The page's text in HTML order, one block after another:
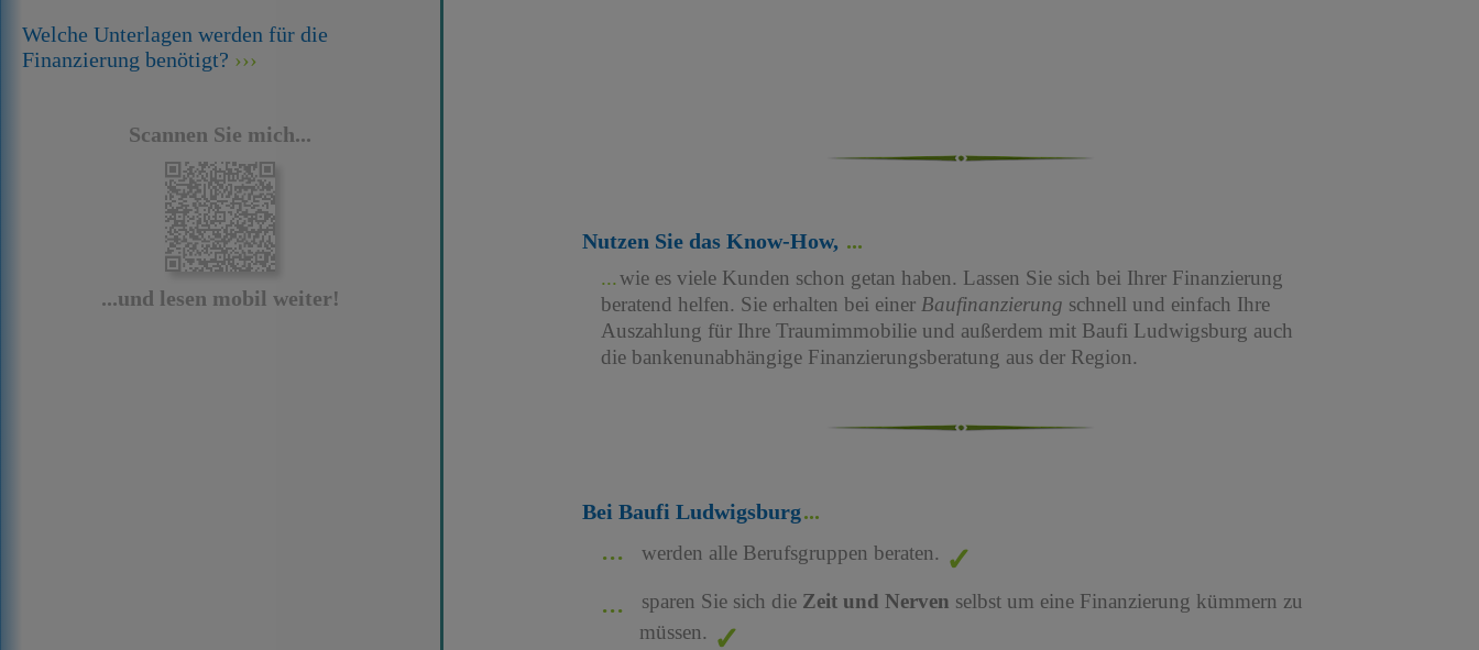
Welche Unterlagen werden für die
Finanzierung benötigt?
Scannen Sie mich...
...und lesen mobil weiter!
Nutzen Sie das Know-How,
wie es viele Kunden schon getan haben. Lassen Sie sich bei Ihrer Finanzierung
beratend helfen. Sie erhalten bei einerBaufinanzierung schnell und einfach Ihre
Auszahlung für Ihre Traumimmobilie und außerdem mit Baufi Ludwigsburg auch
die bankenunabhängige Finanzierungsberatung aus der Region.
Bei Baufi Ludwigsburg
werden alle Berufsgruppen beraten.
sparen Sie sich die Zeit und Nerven selbst um eine Finanzierung kümmern zu
müssen.